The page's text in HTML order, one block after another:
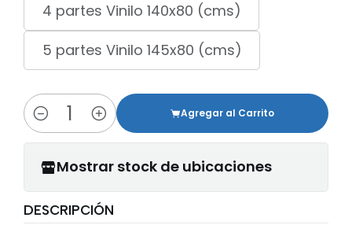
4 partes Vinilo 140x80 (cms)
5 partes Vinilo 145x80 (cms)
Cantidad
Agregar al Carrito
Mostrar stock de ubicaciones
DESCRIPCIÓN